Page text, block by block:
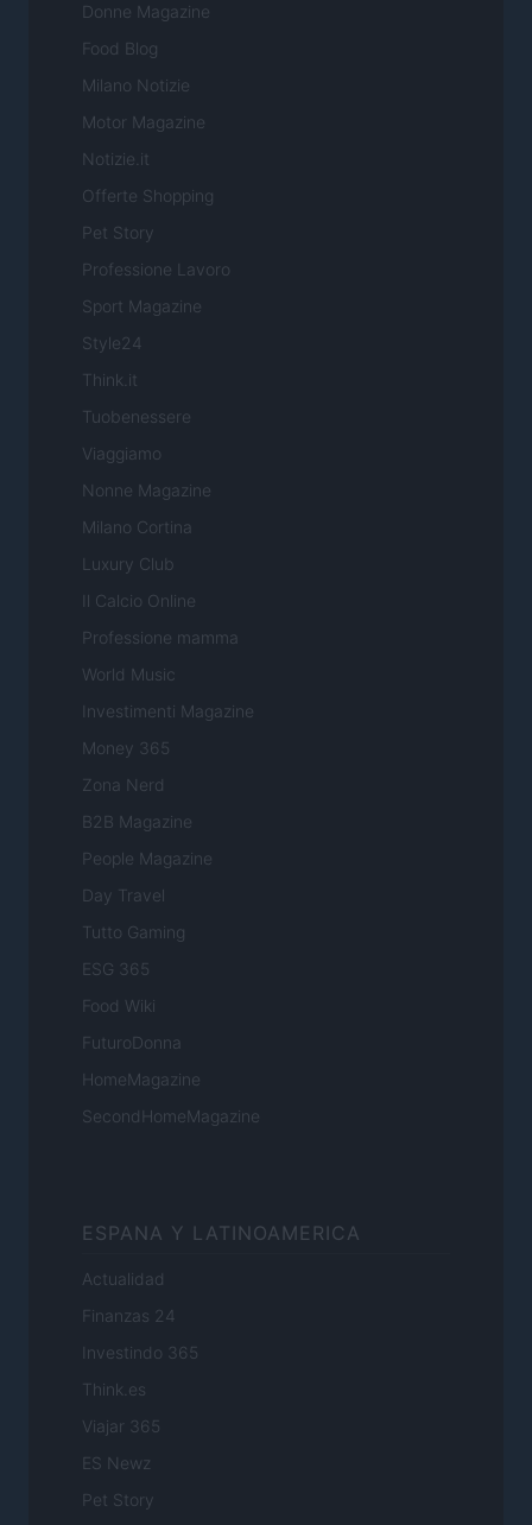
Donne Magazine
Food Blog
Milano Notizie
Motor Magazine
Notizie.it
Offerte Shopping
Pet Story
Professione Lavoro
Sport Magazine
Style24
Think.it
Tuobenessere
Viaggiamo
Nonne Magazine
Milano Cortina
Luxury Club
Il Calcio Online
Professione mamma
World Music
Investimenti Magazine
Money 365
Zona Nerd
B2B Magazine
People Magazine
Day Travel
Tutto Gaming
ESG 365
Food Wiki
FuturoDonna
HomeMagazine
SecondHomeMagazine
ESPANA Y LATINOAMERICA
Actualidad
Finanzas 24
Investindo 365
Think.es
Viajar 365
ES Newz
Pet Story